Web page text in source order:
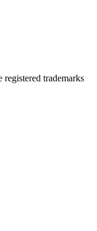
trademarks